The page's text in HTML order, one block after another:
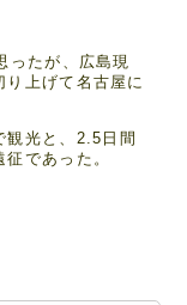
ったが、広島現
上げて名古屋に
観光と、2.5日間
であった。